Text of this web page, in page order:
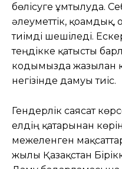
бөлісуге ұмтылуда.
әлеуметтік, қоғамдық,
тиімді шешіледі.
теңдікке қатысты
кодымызда
негізінде дамуы тиіс.
Гендерлік саясат
елдің қатарынан
межеленген
жылы Қазақстан